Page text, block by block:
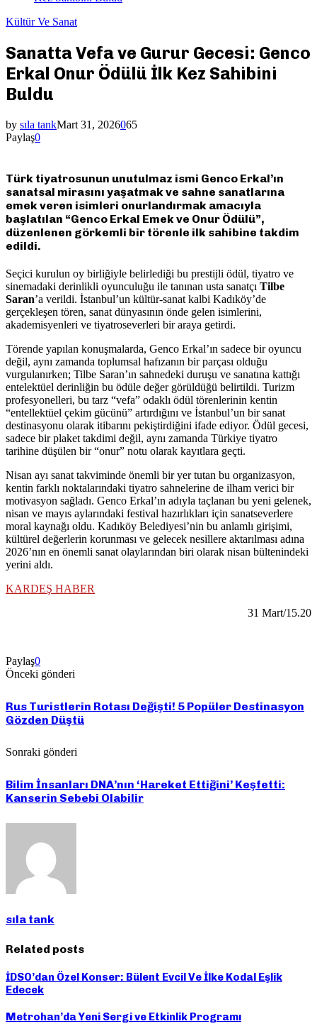
Kültür Ve Sanat
Sanatta Vefa ve Gurur Gecesi: Genco
Erkal Onur Ödülü İlk Kez Sahibini
Buldu
by sıla tankMart 31, 2026065
Paylaş0
Türk tiyatrosunun unutulmaz ismi Genco Erkal’ın
sanatsal mirasını yaşatmak ve sahne sanatlarına
emek veren isimleri onurlandırmak amacıyla
başlatılan “Genco Erkal Emek ve Onur Ödülü”,
düzenlenen görkemli bir törenle ilk sahibine takdim
edildi.
Seçici kurulun oy birliğiyle belirlediği bu prestijli ödül, tiyatro ve
sinemadaki derinlikli oyunculuğu ile tanınan usta sanatçı Tilbe
Saran’a verildi. İstanbul’un kültür-sanat kalbi Kadıköy’de
gerçekleşen tören, sanat dünyasının önde gelen isimlerini,
akademisyenleri ve tiyatroseverleri bir araya getirdi.
Törende yapılan konuşmalarda, Genco Erkal’ın sadece bir oyuncu
değil, aynı zamanda toplumsal hafızanın bir parçası olduğu
vurgulanırken; Tilbe Saran’ın sahnedeki duruşu ve sanatına kattığı
entelektüel derinliğin bu ödüle değer görüldüğü belirtildi. Turizm
profesyonelleri, bu tarz “vefa” odaklı ödül törenlerinin kentin
“entellektüel çekim gücünü” artırdığını ve İstanbul’un bir sanat
destinasyonu olarak itibarını pekiştirdiğini ifade ediyor. Ödül gecesi,
sadece bir plaket takdimi değil, aynı zamanda Türkiye tiyatro
tarihine düşülen bir “onur” notu olarak kayıtlara geçti.
Nisan ayı sanat takviminde önemli bir yer tutan bu organizasyon,
kentin farklı noktalarındaki tiyatro sahnelerine de ilham verici bir
motivasyon sağladı. Genco Erkal’ın adıyla taçlanan bu yeni gelenek,
nisan ve mayıs aylarındaki festival hazırlıkları için sanatseverlere
moral kaynağı oldu. Kadıköy Belediyesi’nin bu anlamlı girişimi,
kültürel değerlerin korunması ve gelecek nesillere aktarılması adına
2026’nın en önemli sanat olaylarından biri olarak nisan bültenindeki
yerini aldı.
KARDEŞ HABER
31 Mart/15.20
Paylaş0
Önceki gönderi
Rus Turistlerin Rotası Değişti! 5 Popüler Destinasyon
Gözden Düştü
Sonraki gönderi
Bilim İnsanları DNA’nın ‘Hareket Ettiğini’ Keşfetti:
Kanserin Sebebi Olabilir
sıla tank
Related posts
İDSO’dan Özel Konser: Bülent Evcil Ve İlke Kodal Eşlik
Edecek
Metrohan’da Yeni Sergi ve Etkinlik Programı